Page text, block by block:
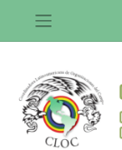
contenido